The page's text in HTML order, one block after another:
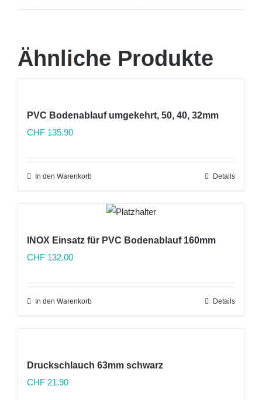
Ähnliche Produkte
PVC Bodenablauf umgekehrt, 50, 40, 32mm
CHF 135.90
In den Warenkorb Details
INOX Einsatz für PVC Bodenablauf 160mm
CHF 132.00
In den Warenkorb Details
Druckschlauch 63mm schwarz
CHF 21.90